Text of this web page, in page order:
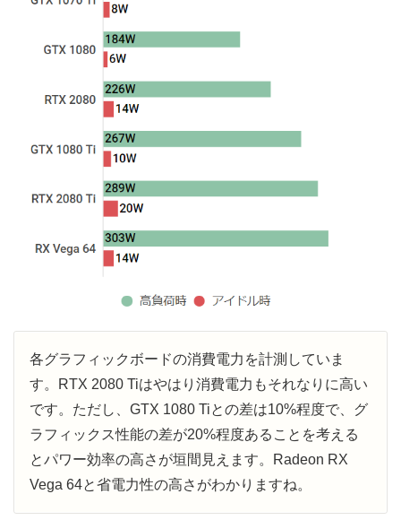
各グラフィックボードの消費電力を計測していま
す。RTX 2080 Tiはやはり消費電力もそれなりに高い
です。ただし、GTX 1080 Tiとの差は10%程度で、グ
ラフィックス性能の差が20%程度あることを考える
とパワー効率の高さが垣間見えます。Radeon RX
Vega 64と省電力性の高さがわかりますね。